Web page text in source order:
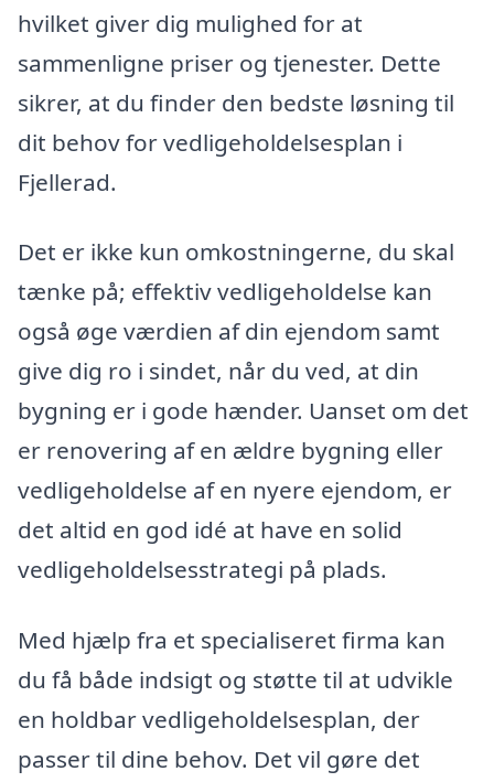
hvilket giver dig mulighed for at
sammenligne priser og tjenester. Dette
sikrer, at du finder den bedste løsning til
dit behov for vedligeholdelsesplan i
Fjellerad.
Det er ikke kun omkostningerne, du skal
tænke på; effektiv vedligeholdelse kan
også øge værdien af din ejendom samt
give dig ro i sindet, når du ved, at din
bygning er i gode hænder. Uanset om det
er renovering af en ældre bygning eller
vedligeholdelse af en nyere ejendom, er
det altid en god idé at have en solid
vedligeholdelsesstrategi på plads.
Med hjælp fra et specialiseret firma kan
du få både indsigt og støtte til at udvikle
en holdbar vedligeholdelsesplan, der
passer til dine behov. Det vil gøre det